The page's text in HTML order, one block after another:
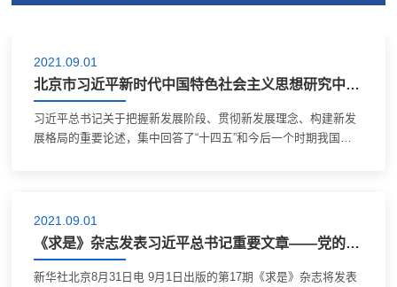
2021.09.01
北京市习近平新时代中国特色社会主义思想研究中心：深入把握我国经济社会发展的战略导向
习近平总书记关于把握新发展阶段、贯彻新发展理念、构建新发
展格局的重要论述，集中回答了“十四五”和今后一个时期我国发
2021.09.01
《求是》杂志发表习近平总书记重要文章——党的伟大精神永远是党和国家的宝贵精神财富
新华社北京8月31日电 9月1日出版的第17期《求是》杂志将发表